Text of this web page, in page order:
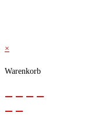
×
Warenkorb